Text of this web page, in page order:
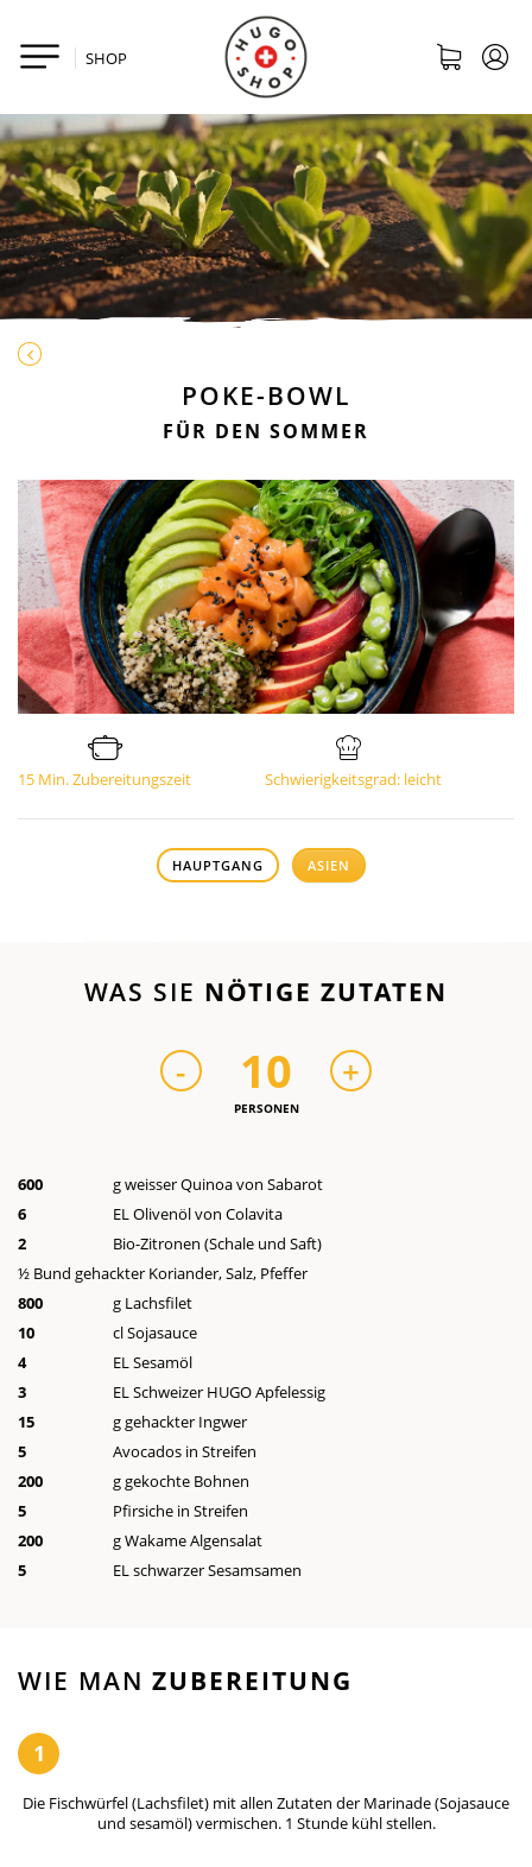
SHOP
POKE-BOWL
FÜR DEN SOMMER
15 Min. Zubereitungszeit Schwierigkeitsgrad: leicht
HAUPTGANG ASIEN
WAS SIE NÖTIGE ZUTATEN
- 10 +
PERSONEN
600
g weisser Quinoa von Sabarot
6
EL Olivenöl von Colavita
2
Bio-Zitronen (Schale und Saft)
½ Bund gehackter Koriander, Salz, Pfeffer
800
g Lachsfilet
10
cl Sojasauce
4
EL Sesamöl
3
EL Schweizer HUGO Apfelessig
15
g gehackter Ingwer
5
Avocados in Streifen
200
g gekochte Bohnen
5
Pfirsiche in Streifen
200
g Wakame Algensalat
5
EL schwarzer Sesamsamen
WIE MAN ZUBEREITUNG
1
Die Fischwürfel (Lachsfilet) mit allen Zutaten der Marinade (Sojasauce
und sesamöl) vermischen. 1 Stunde kühl stellen.